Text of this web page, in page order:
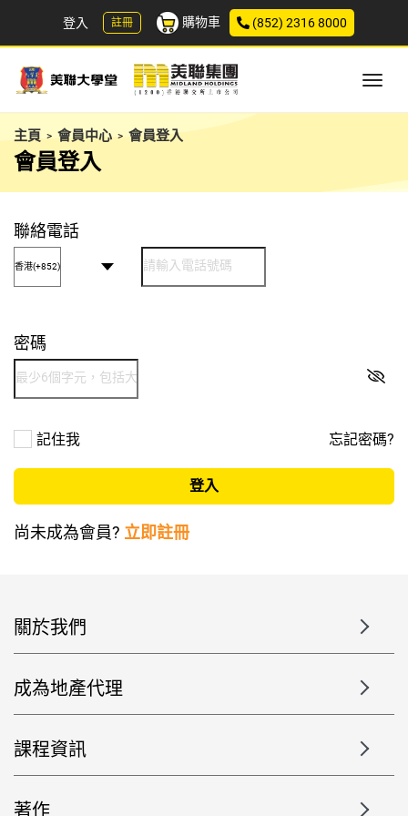
登入 註冊 購物車 (852) 2316 8000
主頁 > 會員中心 > 會員登入
會員登入
聯絡電話
密碼
記住我 忘記密碼?
尚未成為會員? 立即註冊
關於我們
成為地產代理
課程資訊
著作